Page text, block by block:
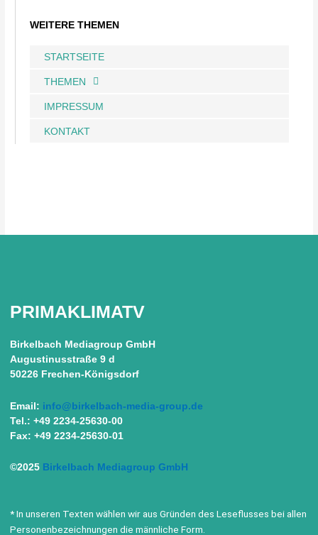
WEITERE THEMEN
STARTSEITE
THEMEN
IMPRESSUM
KONTAKT
PRIMAKLIMATV
Birkelbach Mediagroup GmbH
Augustinusstraße 9 d
50226 Frechen-Königsdorf
Email: info@birkelbach-media-group.de
Tel.: +49 2234-25630-00
Fax: +49 2234-25630-01
©2025 Birkelbach Mediagroup GmbH
* In unseren Texten wählen wir aus Gründen des Leseflusses bei allen
Personenbezeichnungen die männliche Form.